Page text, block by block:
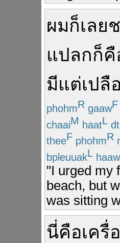
ผมก็เลย
แปลกก็คื
มีแต่เปลื
phohmR gaawF
chaaiM haatL
theeF phohmR
bpleuuakL
"I urged my
beach, but
was sitting
นี่คือเครื่